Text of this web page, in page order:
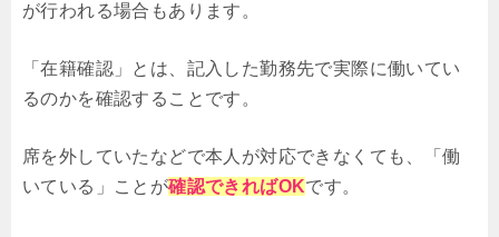
が行われる場合もあります。
「在籍確認」とは、記入した勤務先で実際に働いてい
るのかを確認することです。
席を外していたなどで本人が対応できなくても、「働
いている」ことが確認できればOKです。